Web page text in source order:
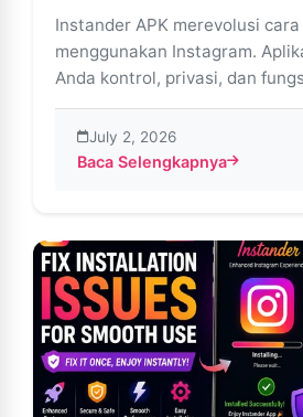
Instander APK merevolusi cara
menggunakan Instagram.
Anda kontrol, privasi, dan
July 2, 2026
Baca Selengkapnya
about Instander APK untuk